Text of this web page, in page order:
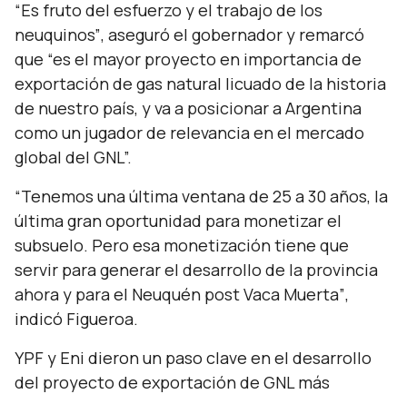
“Es fruto del esfuerzo y el trabajo de los
neuquinos”, aseguró el gobernador y remarcó
que “es el mayor proyecto en importancia de
exportación de gas natural licuado de la historia
de nuestro país, y va a posicionar a Argentina
como un jugador de relevancia en el mercado
global del GNL”.
“Tenemos una última ventana de 25 a 30 años, la
última gran oportunidad para monetizar el
subsuelo. Pero esa monetización tiene que
servir para generar el desarrollo de la provincia
ahora y para el Neuquén post Vaca Muerta”,
indicó Figueroa.
YPF y Eni dieron un paso clave en el desarrollo
del proyecto de exportación de GNL más